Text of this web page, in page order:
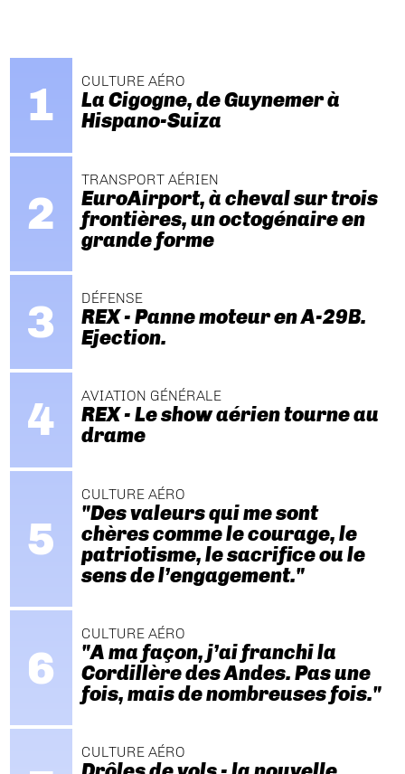
CULTURE AÉRO
La Cigogne, de Guynemer à
Hispano-Suiza
TRANSPORT AÉRIEN
EuroAirport, à cheval sur trois
frontières, un octogénaire en
grande forme
DÉFENSE
REX - Panne moteur en A-29B.
Ejection.
AVIATION GÉNÉRALE
REX - Le show aérien tourne au
drame
CULTURE AÉRO
"Des valeurs qui me sont
chères comme le courage, le
patriotisme, le sacrifice ou le
sens de l’engagement."
CULTURE AÉRO
"A ma façon, j’ai franchi la
Cordillère des Andes. Pas une
fois, mais de nombreuses fois."
CULTURE AÉRO